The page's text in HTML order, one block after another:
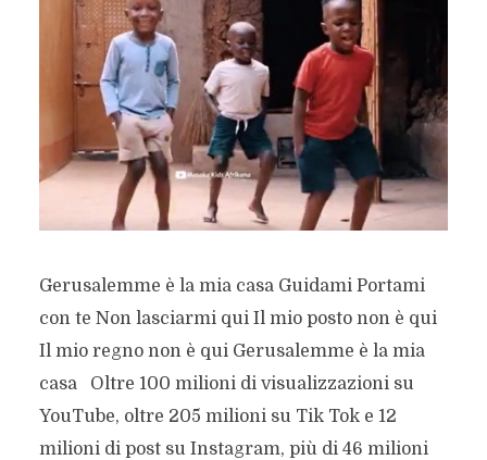
Gerusalemme è la mia casa Guidami Portami
con te Non lasciarmi qui Il mio posto non è qui
Il mio regno non è qui Gerusalemme è la mia
casa Oltre 100 milioni di visualizzazioni su
YouTube, oltre 205 milioni su Tik Tok e 12
milioni di post su Instagram, più di 46 milioni